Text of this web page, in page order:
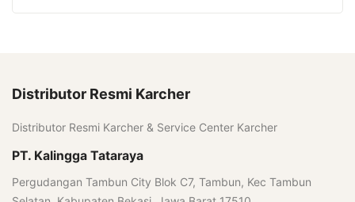
Distributor Resmi Karcher
Distributor Resmi Karcher & Service Center Karcher
PT. Kalingga Tataraya
Pergudangan Tambun City Blok C7, Tambun, Kec Tambun